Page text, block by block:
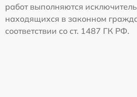
работ выполняются
находящихся в законном
соответствии со ст. 1487 ГК РФ.